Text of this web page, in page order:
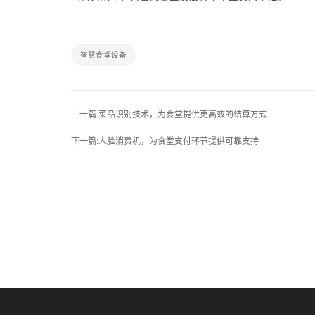
智慧食堂设备
上一篇:菜品识别技术，为食堂提供更高效的结算方式
下一篇:人脸消费机，为食堂支付环节提供可靠支持